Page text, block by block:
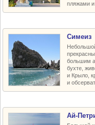
пляжами
Симеиз
большим
бухте,
и Крыло,
и
Ай-